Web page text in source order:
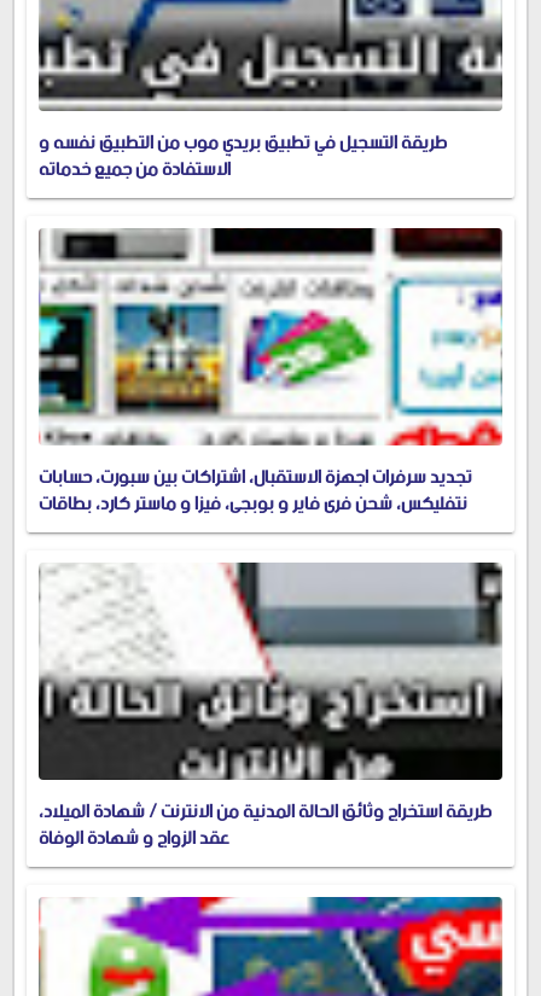
طريقة التسجيل في تطبيق بريدي موب من التطبيق نفسه و
الاستفادة من جميع خدماته
تجديد سرفرات اجهزة الاستقبال، اشتراكات بين سبورت، حسابات
نتفليكس، شحن فري فاير و بوبجي، فيزا و ماستر كارد، بطاقات
جوجل بلاي
طريقة استخراج وثائق الحالة المدنية من الانترنت / شهادة الميلاد،
عقد الزواج و شهادة الوفاة